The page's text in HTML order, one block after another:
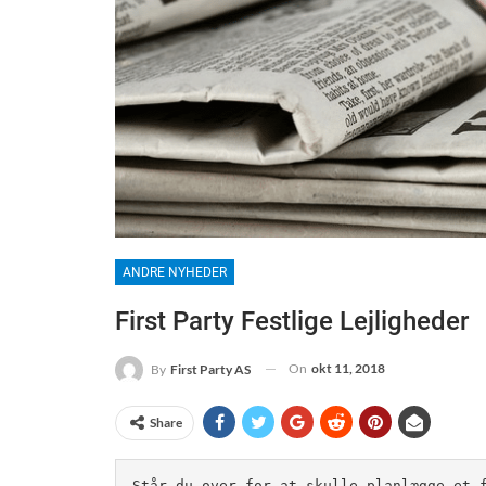
ANDRE NYHEDER
First Party Festlige Lejligheder
By First Party AS On okt 11, 2018
Share